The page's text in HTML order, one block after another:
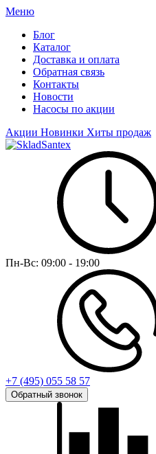
Меню
Блог
Каталог
Доставка и оплата
Обратная связь
Контакты
Новости
Насосы по акции
Акции Новинки Хиты продаж
Пн-Вс: 09:00 - 19:00
+7 (495) 055 58 57
Обратный звонок